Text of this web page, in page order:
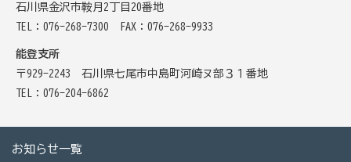
石川県金沢市鞍月2丁目20番地
TEL：076-268-7300
FAX：076-268-9933
能登支所
〒929-2243 石川県七尾市中島町河崎ヌ部３１番地
TEL：076-204-6862
お知らせ一覧
ます（海外知財訴訟費用保険制度）
険）
情報漏えいリスクの備えに（情報漏えい保険）